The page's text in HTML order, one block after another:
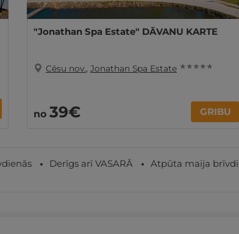
"Jonathan Spa Estate" DĀVANU KARTE
Cēsu nov., Jonathan Spa Estate ★ ★ ★ ★ ★
no 39€ GRIBU
Derīgs arī VASARĀ Atpūta maija